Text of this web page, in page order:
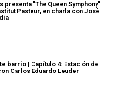
presenta "The Queen Symphony"
Pasteur, en charla con José
barrio | Capítulo 4: Estación de
Carlos Eduardo Leuder